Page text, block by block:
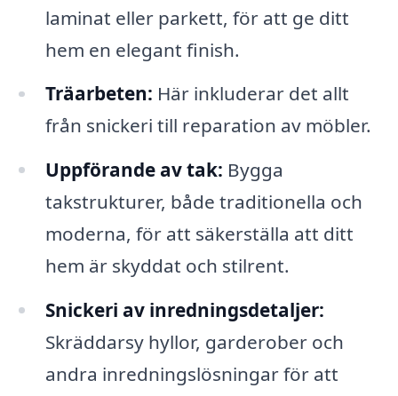
laminat eller parkett, för att ge ditt
hem en elegant finish.
Träarbeten: Här inkluderar det allt
från snickeri till reparation av möbler.
Uppförande av tak: Bygga
takstrukturer, både traditionella och
moderna, för att säkerställa att ditt
hem är skyddat och stilrent.
Snickeri av inredningsdetaljer:
Skräddarsy hyllor, garderober och
andra inredningslösningar för att